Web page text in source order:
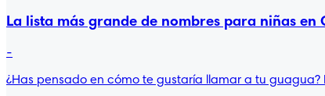
La lista más grande de nombres para niñas en
-
¿Has pensado en cómo te gustaría llamar a tu